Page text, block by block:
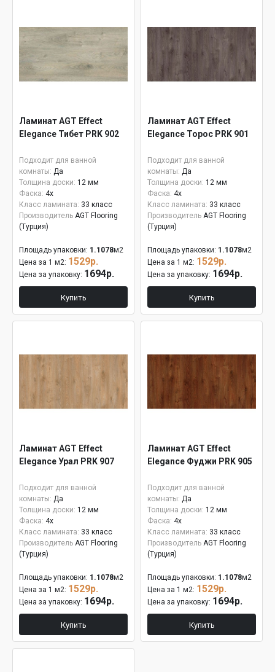
Ламинат AGT Effect
Elegance Тибет PRK 902
Подходит для ванной
комнаты: Да
Толщина доски: 12 мм
Фаска: 4x
Класс ламината: 33 класс
Производитель AGT Flooring
(Турция)
Площадь упаковки: 1.1078м2
Цена за 1 м2: 1529р.
Цена за упаковку: 1694р.
Купить
Ламинат AGT Effect
Elegance Торос PRK 901
Подходит для ванной
комнаты: Да
Толщина доски: 12 мм
Фаска: 4x
Класс ламината: 33 класс
Производитель AGT Flooring
(Турция)
Площадь упаковки: 1.1078м2
Цена за 1 м2: 1529р.
Цена за упаковку: 1694р.
Купить
Ламинат AGT Effect
Elegance Урал PRK 907
Подходит для ванной
комнаты: Да
Толщина доски: 12 мм
Фаска: 4x
Класс ламината: 33 класс
Производитель AGT Flooring
(Турция)
Площадь упаковки: 1.1078м2
Цена за 1 м2: 1529р.
Цена за упаковку: 1694р.
Купить
Ламинат AGT Effect
Elegance Фуджи PRK 905
Подходит для ванной
комнаты: Да
Толщина доски: 12 мм
Фаска: 4x
Класс ламината: 33 класс
Производитель AGT Flooring
(Турция)
Площадь упаковки: 1.1078м2
Цена за 1 м2: 1529р.
Цена за упаковку: 1694р.
Купить